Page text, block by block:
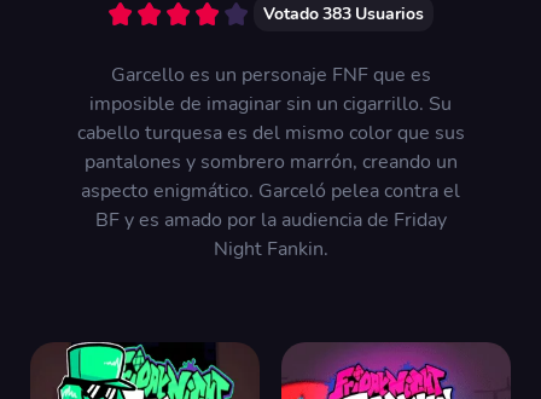
Votado383 Usuarios
Garcello es un personaje FNF que es
imposible de imaginar sin un cigarrillo. Su
cabello turquesa es del mismo color que sus
pantalones y sombrero marrón, creando un
aspecto enigmático. Garceló pelea contra el
BF y es amado por la audiencia de Friday
Night Fankin.